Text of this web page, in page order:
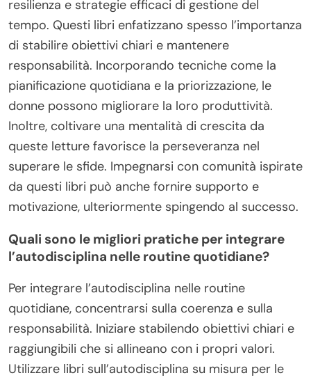
resilienza e strategie efficaci di gestione del
tempo. Questi libri enfatizzano spesso l’importanza
di stabilire obiettivi chiari e mantenere
responsabilità. Incorporando tecniche come la
pianificazione quotidiana e la priorizzazione, le
donne possono migliorare la loro produttività.
Inoltre, coltivare una mentalità di crescita da
queste letture favorisce la perseveranza nel
superare le sfide. Impegnarsi con comunità ispirate
da questi libri può anche fornire supporto e
motivazione, ulteriormente spingendo al successo.
Quali sono le migliori pratiche per integrare
l’autodisciplina nelle routine quotidiane?
Per integrare l’autodisciplina nelle routine
quotidiane, concentrarsi sulla coerenza e sulla
responsabilità. Iniziare stabilendo obiettivi chiari e
raggiungibili che si allineano con i propri valori.
Utilizzare libri sull’autodisciplina su misura per le